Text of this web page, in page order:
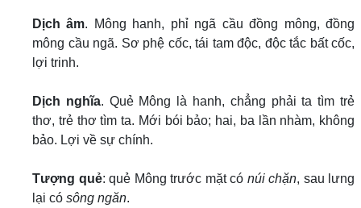
Dịch âm. Mông hanh, phỉ ngã cầu đồng mông, đồng
mông cầu ngã. Sơ phệ cốc, tái tam độc, độc tắc bất cốc,
lợi trinh.
Dịch nghĩa. Quẻ Mông là hanh, chẳng phải ta tìm trẻ
thơ, trẻ thơ tìm ta. Mới bói bảo; hai, ba lần nhàm, không
bảo. Lợi về sự chính.
Tượng quẻ: quẻ Mông trước mặt có núi chặn, sau lưng
lại có sông ngăn.